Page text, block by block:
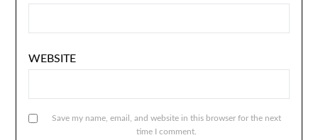
WEBSITE
Save my name, email, and website in this browser for the next
time I comment.